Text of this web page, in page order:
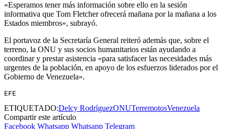
«Esperamos tener más información sobre ello en la sesión
informativa que Tom Fletcher ofrecerá mañana por la mañana a los
Estados miembros», subrayó.
El portavoz de la Secretaría General reiteró además que, sobre el
terreno, la ONU y sus socios humanitarios están ayudando a
coordinar y prestar asistencia «para satisfacer las necesidades más
urgentes de la población, en apoyo de los esfuerzos liderados por el
Gobierno de Venezuela».
EFE
ETIQUETADO:Delcy RodríguezONUTerremotosVenezuela
Compartir este artículo
Facebook Whatsapp Whatsapp Telegram